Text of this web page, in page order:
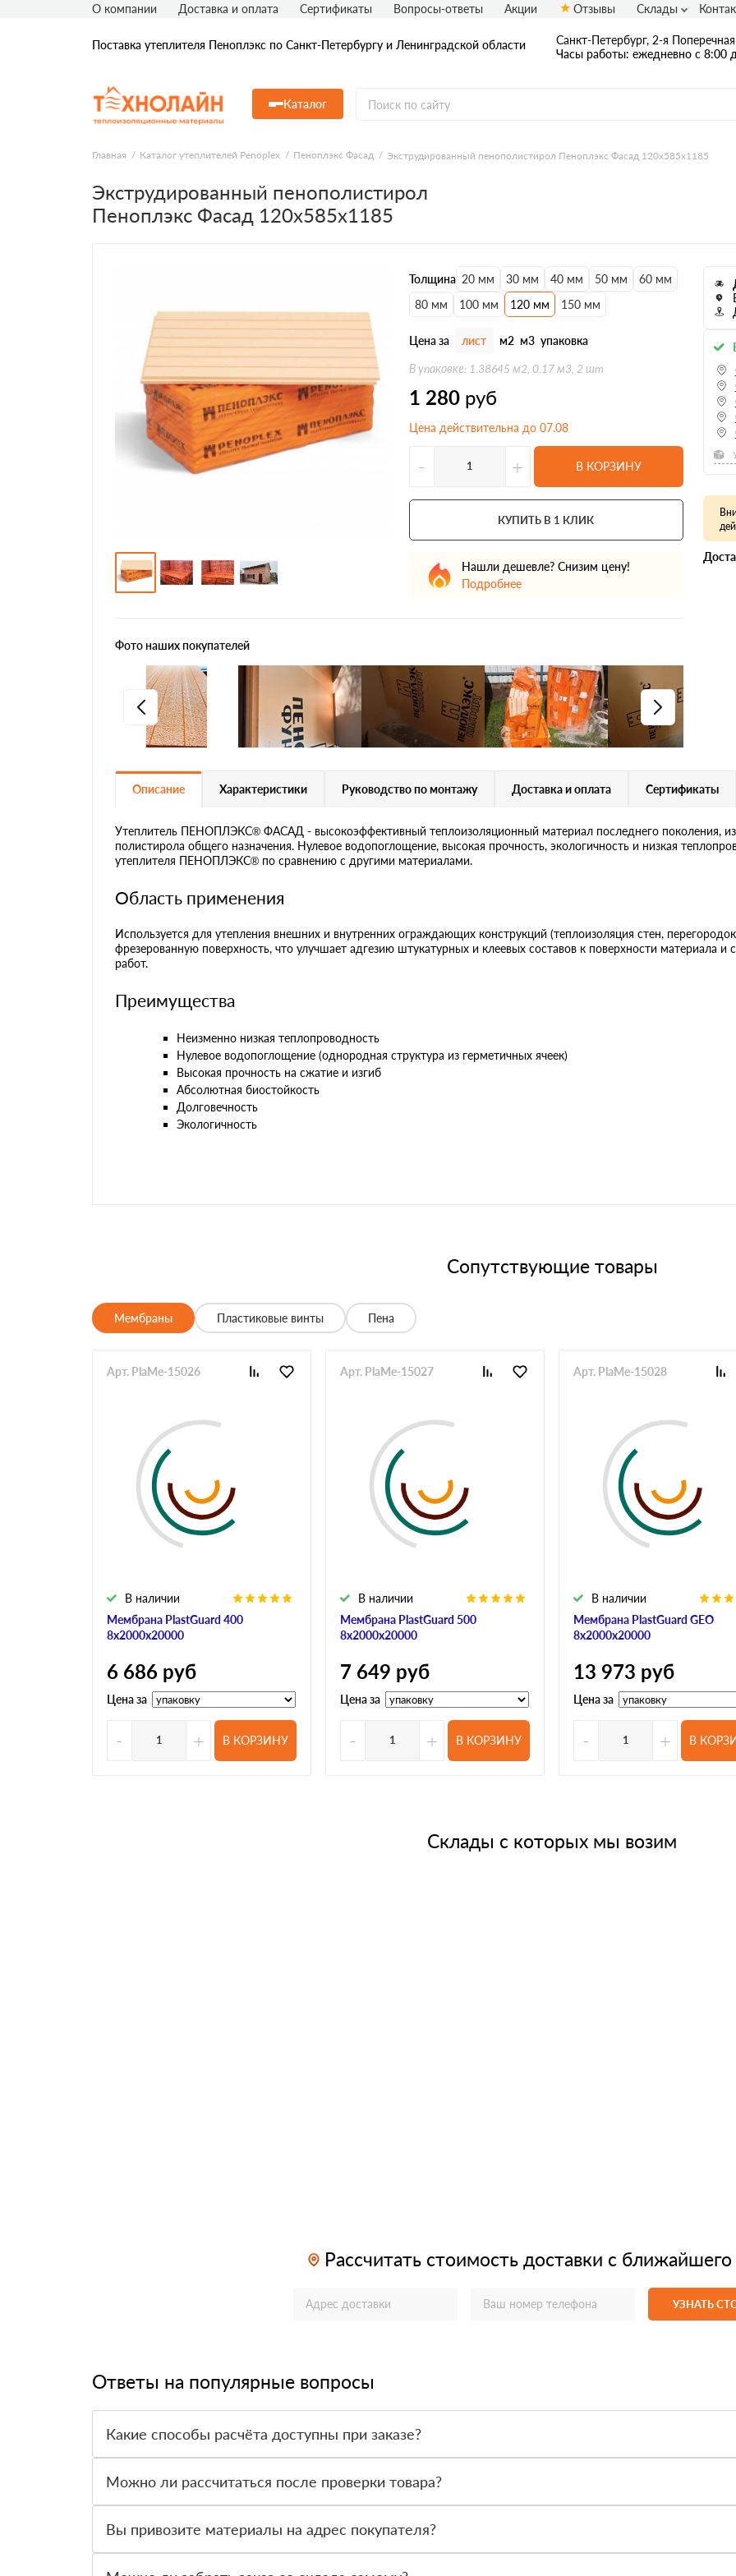
Поставка утеплителя Пеноплэкс по Санкт-Петербургу и Ленинградской области
Санкт-Петербург, 2-я
Часы работы: ежедневно с 8:00
Каталог
О компании Доставка и оплата Сертификаты Вопросы-ответы Акции Отзывы Склады
Главная Каталог утеплителей Penoplex Пеноплэкс Фасад Экструдированный пенополистирол Пеноплэкс Фасад 120х585х1185
Экструдированный пенополистирол
Пеноплэкс Фасад 120х585х1185
Толщина 20 мм 30 мм 40 мм 50 мм
60 мм
80 мм
100 мм 120 мм 150 мм
Цена за лист м2 м3 упаковка
В упаковке: 1.38645 м2, 0.17 м3, 2 шт
1 280 руб
Цена действительна до 07.08
- + В КОРЗИНУ
КУПИТЬ В 1 КЛИК
Нашли дешевле? Снизим цену!
Подробнее
Фото наших покупателей
Описание Характеристики Руководство по монтажу Доставка и оплата Сертификаты
Утеплитель ПЕНОПЛЭКС® ФАСАД - высокоэффективный теплоизоляционный материал последнего поколения,
полистирола общего назначения. Нулевое водопоглощение, высокая прочность, экологичность и низкая
утеплителя ПЕНОПЛЭКС® по сравнению с другими материалами.
Область применения
Используется для утепления внешних и внутренних ограждающих конструкций (теплоизоляция стен,
фрезерованную поверхность, что улучшает адгезию штукатурных и клеевых составов к поверхности материала
работ.
Преимущества
Неизменно низкая теплопроводность
Нулевое водопоглощение (однородная структура из герметичных ячеек)
Высокая прочность на сжатие и изгиб
Абсолютная биостойкость
Долговечность
Экологичность
Сопутствующие товары
Мембраны Пластиковые винты Пена
Мембрана PlastGuard 400
8х2000х20000
В наличии
Арт. PlaMe-15026
6 686 руб
Цена за
- + В КОРЗИНУ
Мембрана PlastGuard 500
8х2000х20000
В наличии
Арт. PlaMe-15027
7 649 руб
Цена за
- + В КОРЗИНУ
Мембрана PlastGuard GEO
8х2000х20000
В наличии
Арт. PlaMe-15028
13 973 руб
Цена за
- + В
Склады с которых мы возим
Рассчитать стоимость доставки с ближайшего
УЗНАТЬ
Ответы на популярные вопросы
Какие способы расчёта доступны при заказе?
Можно ли рассчитаться после проверки товара?
Вы привозите материалы на адрес покупателя?